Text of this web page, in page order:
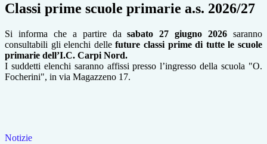
Classi prime scuole primarie a.s. 2026/27
Si informa che a partire da sabato 27 giugno 2026 saranno
consultabili gli elenchi dellefuture classi prime di tutte le scuole
primarie dell’I.C. Carpi Nord.
I suddetti elenchi saranno affissi presso l’ingresso della scuola "O.
Focherini", in via Magazzeno 17.
Notizie